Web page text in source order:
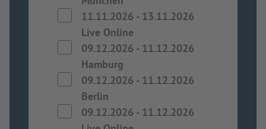
11.11.2026 - 13.11.2026
Live Online
09.12.2026 - 11.12.2026
Hamburg
09.12.2026 - 11.12.2026
Berlin
09.12.2026 - 11.12.2026